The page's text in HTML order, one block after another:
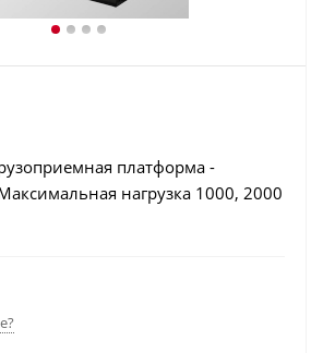
платформа -
нагрузка 1000, 2000
сталь. Корпус